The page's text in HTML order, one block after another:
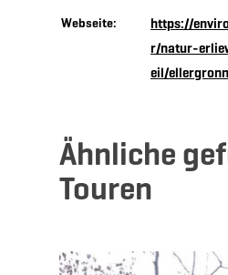
Webseite:
https://
r/natur-
eil/
Ähnliche
Touren